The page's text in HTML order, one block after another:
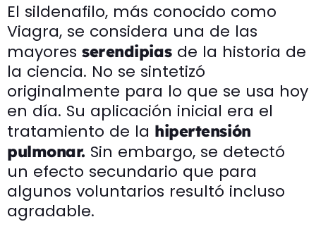
El sildenafilo, más conocido como
Viagra, se considera una de las
mayores serendipias de la historia de
la ciencia. No se sintetizó
originalmente para lo que se usa hoy
en día. Su aplicación inicial era el
tratamiento de la hipertensión
pulmonar. Sin embargo, se detectó
un efecto secundario que para
algunos voluntarios resultó incluso
agradable.